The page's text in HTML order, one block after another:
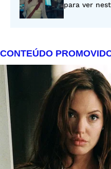
para ver